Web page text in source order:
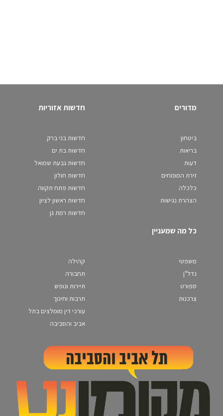
מדורים
ביטחון
בריאות
דעות
זירת המומחים
כלכלה
הצהרת נגישות
חדשות אזוריות
חדשות בני ברק
חדשות בת ים
חדשות גבעת שמואל
חדשות חולון
חדשות פתח תקווה
חדשות ראשון לציון
חדשות רמת גן
כל מה שמעניין
משפטי
נדל"ן
ספורט
צרכנות
קהילה
תחבורה
תיירות ונופש
תרבות וחינוך
עורכי דין מומלצים בתל
אביב והסביבה